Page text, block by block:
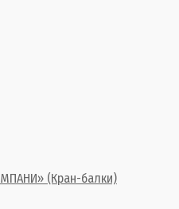
(Кран-балки)